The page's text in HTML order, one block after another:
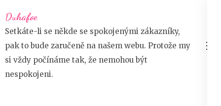
na
obsah
(stiskněte
Enter)
Duhafoe
Setkáte-li se někde se spokojenými zákazníky,
pak to bude zaručeně na našem webu. Protože my
si vždy počínáme tak, že nemohou být
nespokojeni.